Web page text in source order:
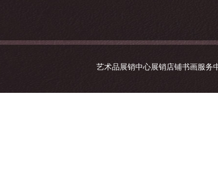
艺术品展销中心展销店铺书画服务